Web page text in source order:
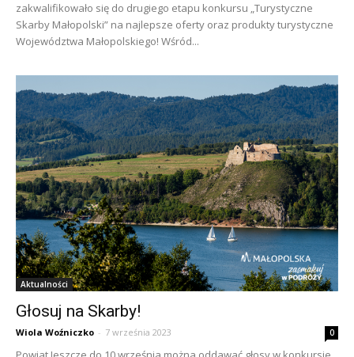
zakwalifikowało się do drugiego etapu konkursu „Turystyczne
Skarby Małopolski” na najlepsze oferty oraz produkty turystyczne
Województwa Małopolskiego! Wśród...
Aktualności
Głosuj na Skarby!
Wiola Woźniczko - 7 września 2023 0